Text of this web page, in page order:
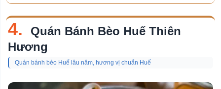
4.
Quán Bánh Bèo Huế Thiên
Hương
Quán bánh bèo Huế lâu năm, hương vị chuẩn Huế